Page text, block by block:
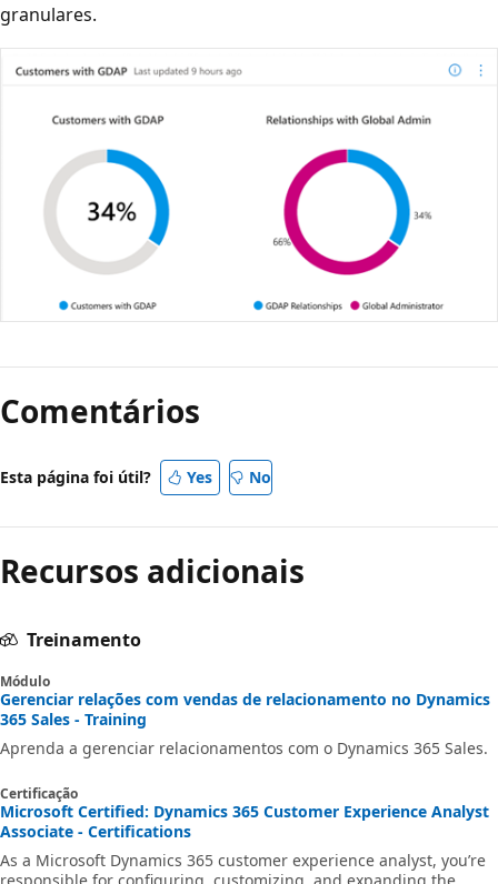
granulares.
Comentários
Esta página foi útil? Yes No
Recursos adicionais
Treinamento
Módulo
Gerenciar relações com vendas de relacionamento no Dynamics
365 Sales - Training
Aprenda a gerenciar relacionamentos com o Dynamics 365 Sales.
Certificação
Microsoft Certified: Dynamics 365 Customer Experience Analyst
Associate - Certifications
As a Microsoft Dynamics 365 customer experience analyst, you’re